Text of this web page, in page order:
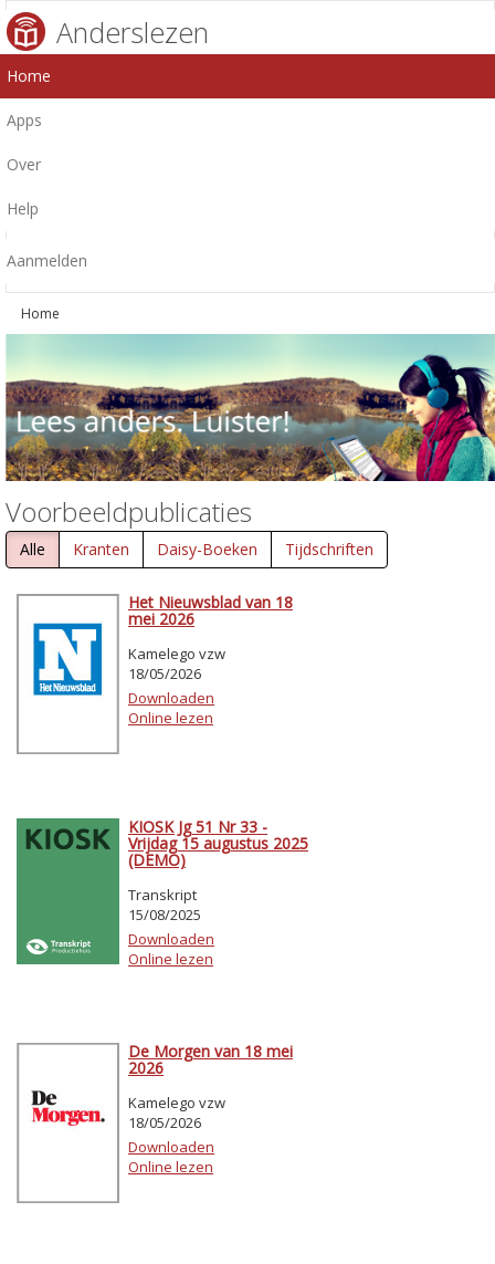
Anderslezen
Home
Apps
Over
Help
Aanmelden
Home
Voorbeeldpublicaties
Alle Kranten Daisy-Boeken Tijdschriften
Het Nieuwsblad van 18
mei 2026
Kamelego vzw
18/05/2026
Downloaden
Online lezen
KIOSK Jg 51 Nr 33 -
Vrijdag 15 augustus 2025
(DEMO)
Transkript
15/08/2025
Downloaden
Online lezen
De Morgen van 18 mei
2026
Kamelego vzw
18/05/2026
Downloaden
Online lezen